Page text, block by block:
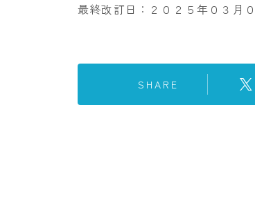
最終改訂日：２０２５年０３月
SHARE